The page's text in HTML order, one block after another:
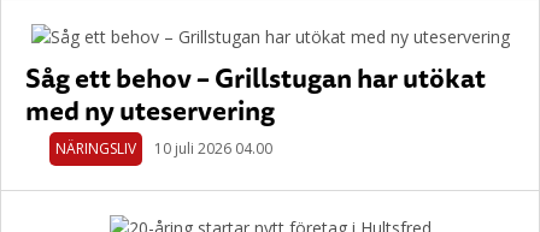
Såg ett behov – Grillstugan har utökat
med ny uteservering
NÄRINGSLIV 10 juli 2026 04.00